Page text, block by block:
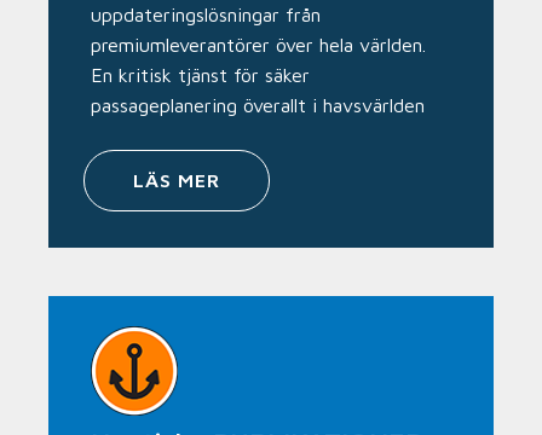
uppdateringslösningar från
premiumleverantörer över hela världen.
En kritisk tjänst för säker
passageplanering överallt i havsvärlden
LÄS MER